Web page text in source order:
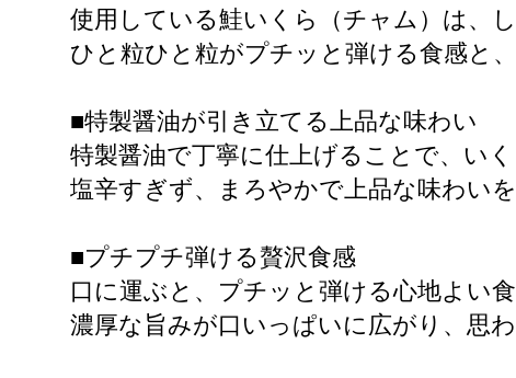
使用している鮭いくら（チャム）は、
ひと粒ひと粒がプチッと弾ける食感と
■特製醤油が引き立てる上品な味わい
特製醤油で丁寧に仕上げることで、い
塩辛すぎず、まろやかで上品な味わい
■プチプチ弾ける贅沢食感
口に運ぶと、プチッと弾ける心地よい食
濃厚な旨みが口いっぱいに広がり、思